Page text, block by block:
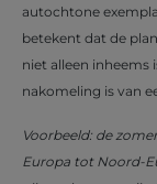
autochtone
betekent dat de
niet alleen inheems
nakomeling is van
Voorbeeld: de
Europa tot Noord-